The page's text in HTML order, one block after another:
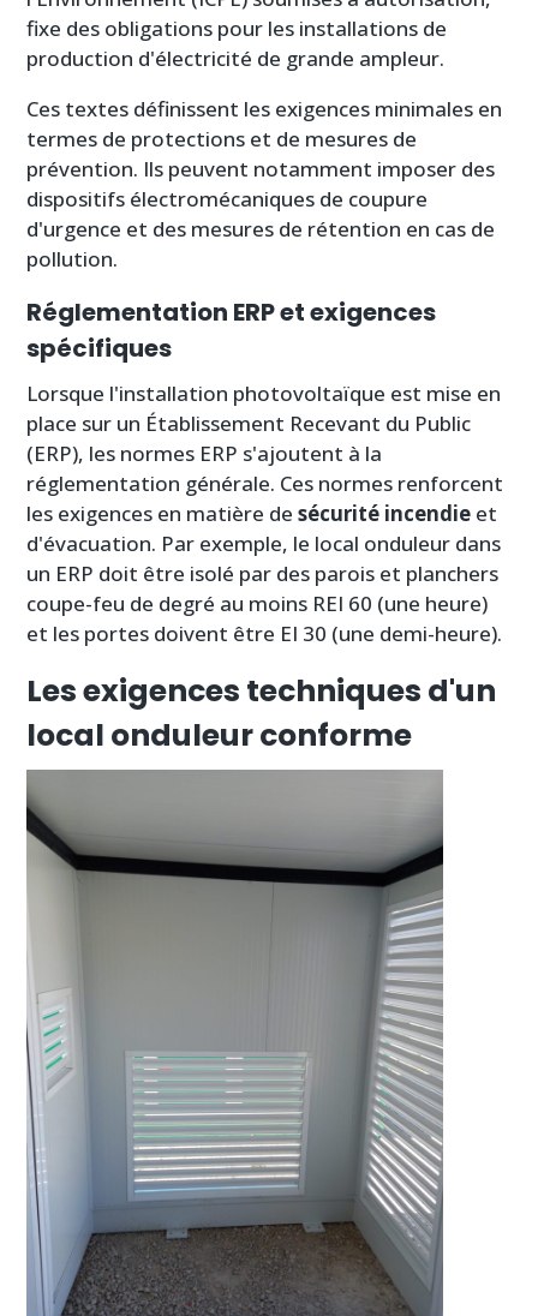
fixe des obligations pour les installations de
production d'électricité de grande ampleur.
Ces textes définissent les exigences minimales en
termes de protections et de mesures de
prévention. Ils peuvent notamment imposer des
dispositifs électromécaniques de coupure
d'urgence et des mesures de rétention en cas de
pollution.
Réglementation ERP et exigences
spécifiques
Lorsque l'installation photovoltaïque est mise en
place sur un Établissement Recevant du Public
(ERP), les normes ERP s'ajoutent à la
réglementation générale. Ces normes renforcent
les exigences en matière desécurité incendie et
d'évacuation. Par exemple, le local onduleur dans
un ERP doit être isolé par des parois et planchers
coupe-feu de degré au moins REI 60 (une heure)
et les portes doivent être EI 30 (une demi-heure).
Les exigences techniques d'un
local onduleur conforme